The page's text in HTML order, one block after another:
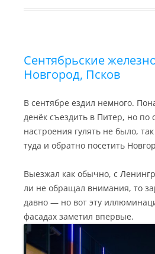
i
Сентябрьские
Новгород, Псков
В сентябре ездил немного.
денёк съездить в Питер, но по
настроения гулять не было,
туда и обратно посетить
Выезжал как обычно, с
ли не обращал внимания, то
давно — но вот эту
фасадах заметил впервые.